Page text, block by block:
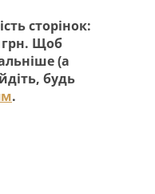
сторінок:
грн. Щоб
(а
будь
.